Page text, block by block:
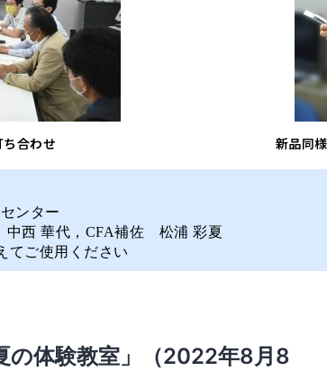
合わせ 新品同
ンター
中西 華代，CFA補佐 松浦 彩夏
ご使用ください
の体験教室」（2022年8月8